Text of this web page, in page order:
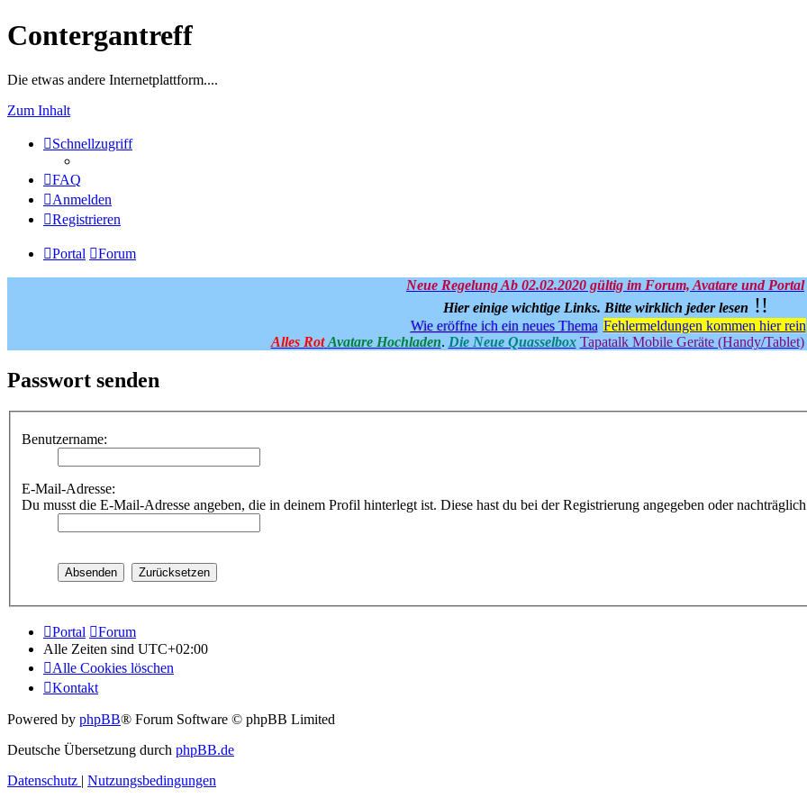
Contergantreff
Die etwas andere Internetplattform....
Zum Inhalt
Schnellzugriff
FAQ
Anmelden
Registrieren
Portal Forum
Neue Regelung Ab 02.02.2020 gültig im Forum, Avatare und Portal
Hier einige wichtige Links. Bitte wirklich jeder lesen !!
Wie eröffne ich ein neues Thema Fehlermeldungen kommen hier rein
Alles Rot Avatare Hochladen. Die Neue Quasselbox Tapatalk Mobile Geräte (Handy/Tablet)
Passwort senden
Benutzername:
E-Mail-Adresse:
Du musst die E-Mail-Adresse angeben, die in deinem Profil hinterlegt ist. Diese hast du bei der Registrierung angegeben oder
Portal
Forum
Alle Zeiten sind UTC+02:00
Alle Cookies löschen
Kontakt
Powered by phpBB® Forum Software © phpBB Limited
Deutsche Übersetzung durch phpBB.de
Datenschutz | Nutzungsbedingungen